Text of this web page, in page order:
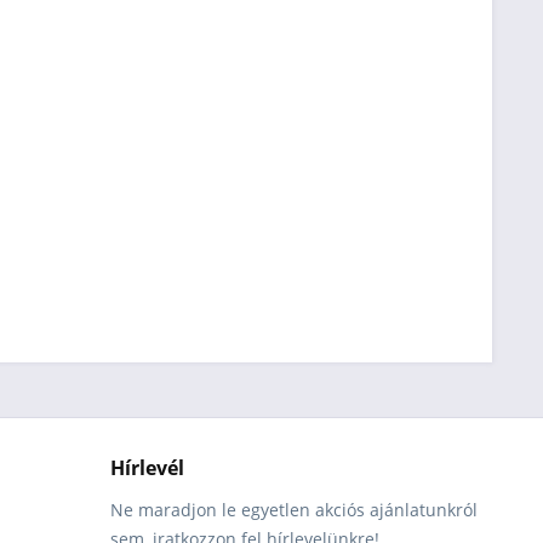
Hírlevél
Ne maradjon le egyetlen akciós ajánlatunkról